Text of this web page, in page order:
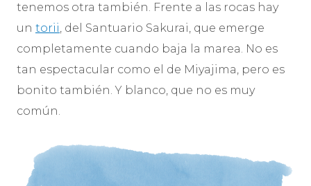
tenemos otra también. Frente a las rocas hay
un torii, del Santuario Sakurai, que emerge
completamente cuando baja la marea. No es
tan espectacular como el de Miyajima, pero es
bonito también. Y blanco, que no es muy
común.